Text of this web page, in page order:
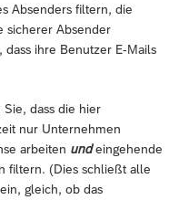
Absenders filtern, die
sicherer Absender
ihre Benutzer E-Mails
dass die hier
nur Unternehmen
arbeiten undeingehende
filtern. (Dies schließt alle
gleich, ob das